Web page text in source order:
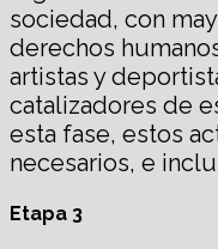
sociedad, con
derechos
artistas y
catalizadores de
esta fase, estos
necesarios, e
Etapa 3